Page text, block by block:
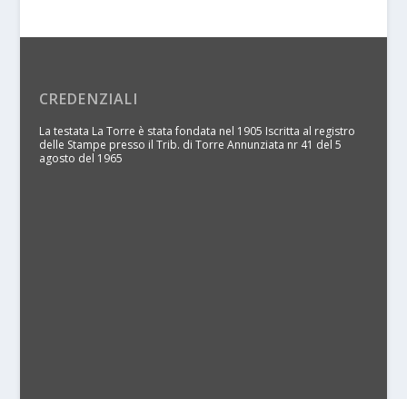
CREDENZIALI
La testata La Torre è stata fondata nel 1905 Iscritta al registro
delle Stampe presso il Trib. di Torre Annunziata nr 41 del 5
agosto del 1965